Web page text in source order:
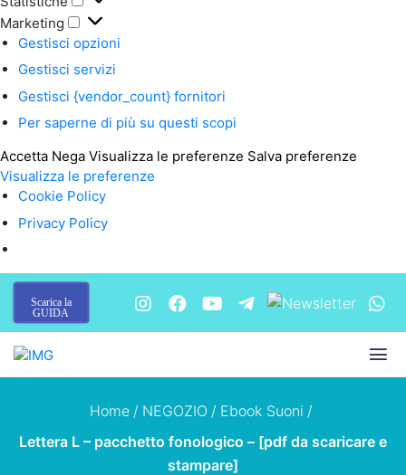
Statistiche
Marketing
Marketing
Gestisci opzioni
Gestisci servizi
Gestisci {vendor_count} fornitori
Per saperne di più su questi scopi
Accetta Nega Visualizza le preferenze Salva preferenze
Visualizza le preferenze
Cookie Policy
Privacy Policy
Scarica la
GUIDA
Home / NEGOZIO / Ebook Suoni /
Lettera L – pacchetto fonologico – [pdf da scaricare e
stampare]